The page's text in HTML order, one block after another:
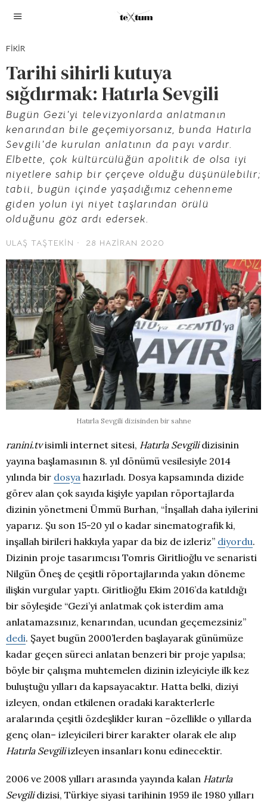
FIKIR
Tarihi sihirli kutuya
sığdırmak: Hatırla Sevgili
Bugün Gezi’yi televizyonlarda anlatmanın
kenarından bile geçemiyorsanız, bunda Hatırla
Sevgili’de kurulan anlatının da payı vardır.
Elbette, çok kültürcülüğün apolitik de olsa iyi
niyetlere sahip bir çerçeve olduğu düşünülebilir;
tabii, bugün içinde yaşadığımız cehenneme
giden yolun iyi niyet taşlarından örülü
olduğunu göz ardı edersek.
ULAŞ TAŞTEKIN 28 HAZIRAN 2020
Hatırla Sevgili dizisinden bir sahne
ranini.tvisimli internet sitesi, Hatırla Sevgilidizisinin
yayına başlamasının 8. yıl dönümü vesilesiyle 2014
yılında bir dosya hazırladı. Dosya kapsamında dizide
görev alan çok sayıda kişiyle yapılan röportajlarda
dizinin yönetmeni Ümmü Burhan, “İnşallah daha iyilerini
yaparız. Şu son 15-20 yıl o kadar sinematografik ki,
inşallah birileri hakkıyla yapar da biz de izleriz” diyordu.
Dizinin proje tasarımcısı Tomris Giritlioğlu ve senaristi
Nilgün Öneş de çeşitli röportajlarında yakın döneme
ilişkin vurgular yaptı. Giritlioğlu Ekim 2016’da katıldığı
bir söyleşide “Gezi’yi anlatmak çok isterdim ama
anlatamazsınız, kenarından, ucundan geçemezsiniz”
dedi. Şayet bugün 2000’lerden başlayarak günümüze
kadar geçen süreci anlatan benzeri bir proje yapılsa;
böyle bir çalışma muhtemelen dizinin izleyiciyle ilk kez
buluştuğu yılları da kapsayacaktır. Hatta belki, diziyi
izleyen, ondan etkilenen oradaki karakterlerle
aralarında çeşitli özdeşlikler kuran –özellikle o yıllarda
genç olan– izleyicileri birer karakter olarak ele alıp
Hatırla Sevgiliizleyen insanları konu edinecektir.
2006 ve 2008 yılları arasında yayında kalan Hatırla
Sevgilidizisi, Türkiye siyasi tarihinin 1959 ile 1980 yılları